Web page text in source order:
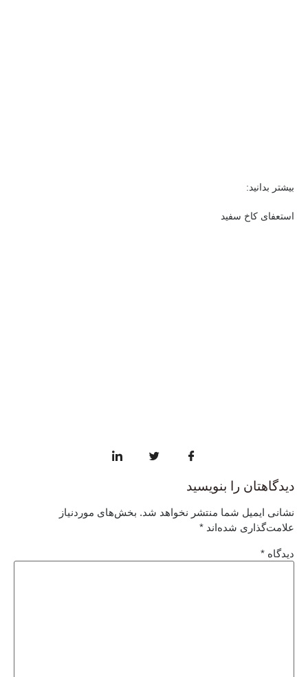
بیشتر بدانید:
استعفای کاخ سفید
دیدگاهتان را بنویسید
نشانی ایمیل شما منتشر نخواهد شد. بخش‌های موردنیاز
علامت‌گذاری شده‌اند *
دیدگاه *